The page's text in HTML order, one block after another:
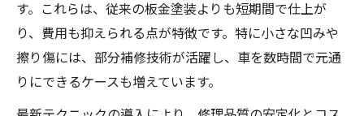
す。これらは、従来の板金塗装よりも短期間で仕上が
り、費用も抑えられる点が特徴です。特に小さな凹みや
擦り傷には、部分補修技術が活躍し、車を数時間で元通
りにできるケースも増えています。